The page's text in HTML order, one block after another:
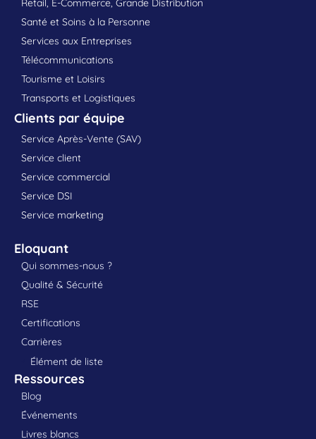
Retail, E-Commerce, Grande Distribution
Santé et Soins à la Personne
Services aux Entreprises
Télécommunications
Tourisme et Loisirs
Transports et Logistiques
Clients par équipe
Service Après-Vente (SAV)
Service client
Service commercial
Service DSI
Service marketing
Eloquant
Qui sommes-nous ?
Qualité & Sécurité
RSE
Certifications
Carrières
Élément de liste
Ressources
Blog
Événements
Livres blancs